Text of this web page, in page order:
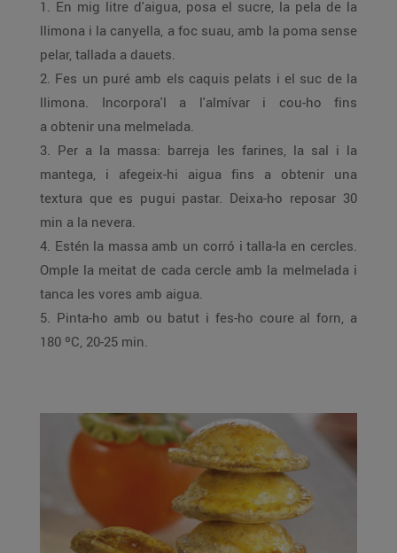
1. En mig litre d'aigua, posa el sucre, la pela de la
llimona i la canyella, a foc suau, amb la poma sense
pelar, tallada a dauets.
2. Fes un puré amb els caquis pelats i el suc de la
llimona. Incorpora'l a l'almívar i cou-ho fins
a obtenir una melmelada.
3. Per a la massa: barreja les farines, la sal i la
mantega, i afegeix-hi aigua fins a obtenir una
textura que es pugui pastar. Deixa-ho reposar 30
min a la nevera.
4. Estén la massa amb un corró i talla-la en cercles.
Omple la meitat de cada cercle amb la melmelada i
tanca les vores amb aigua.
5. Pinta-ho amb ou batut i fes-ho coure al forn, a
180 ºC, 20-25 min.